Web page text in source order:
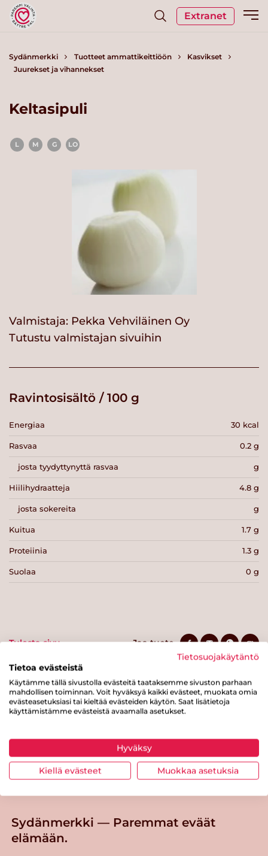
Extranet
Sydänmerkki Tuotteet ammattikeittiöön
Kasvikset
Juurekset ja vihannekset
Keltasipuli
L M G LO
Valmistaja: Pekka Vehviläinen Oy
Tutustu valmistajan sivuihin
Ravintosisältö / 100 g
Energiaa 30 kcal
Rasvaa 0.2 g
josta tyydyttynyttä rasvaa g
Hiilihydraatteja 4.8 g
josta sokereita g
Kuitua 1.7 g
Proteiinia 1.3 g
Suolaa 0 g
Tulosta sivu Jaa tuote
Tästä merkistä tunnistat
Sydänmerkki-tuotteen
Sydänmerkki — Paremmat eväät
elämään.
Tietosuojakäytäntö
Tietoa evästeistä
Käytämme tällä sivustolla evästeitä taataksemme sivuston parhaan
mahdollisen toiminnan. Voit hyväksyä kaikki evästeet, muokata omia
evästeasetuksiasi tai kieltää evästeiden käytön. Saat lisätietoja
käyttämistämme evästeistä avaamalla asetukset.
Hyväksy
Kiellä evästeet Muokkaa asetuksia